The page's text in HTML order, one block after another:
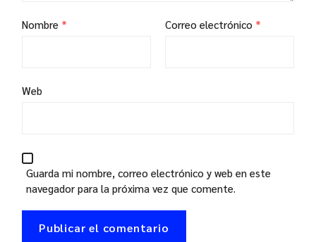
Nombre * Correo electrónico *
Web
Guarda mi nombre, correo electrónico y web en este
navegador para la próxima vez que comente.